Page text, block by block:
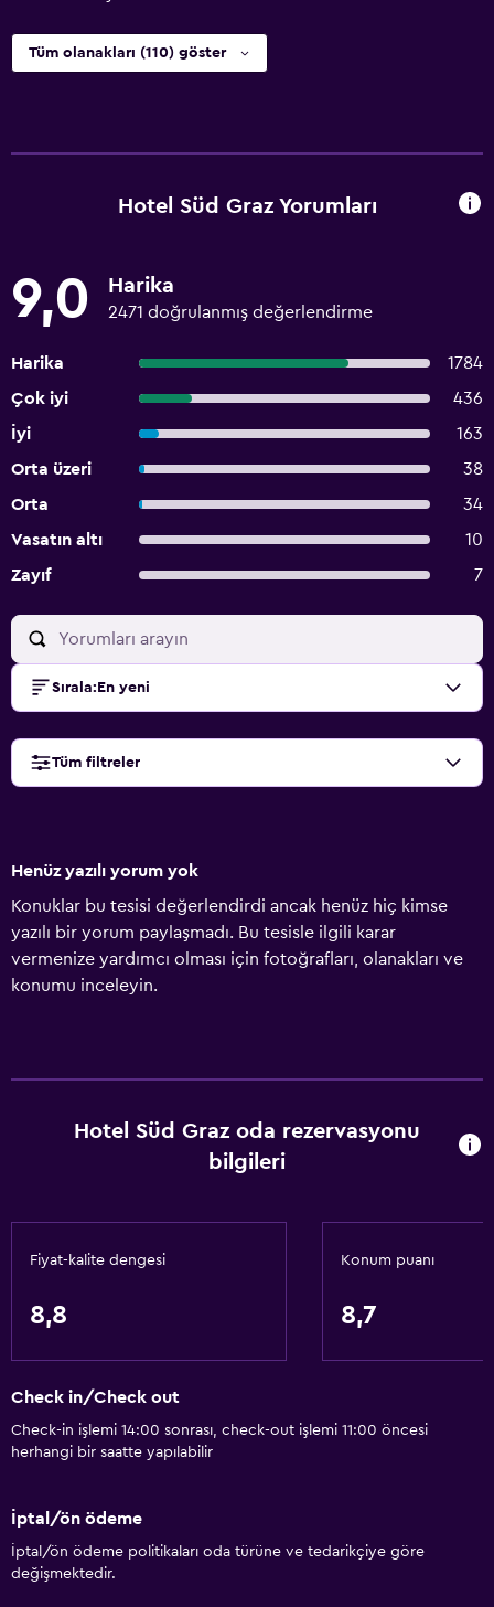
Tüm olanakları (110) göster
Hotel Süd Graz Yorumları
9,0 Harika
2471 doğrulanmış değerlendirme
Harika
1784
Çok iyi
436
İyi
163
Orta üzeri
38
Orta
34
Vasatın altı
10
Zayıf
7
Sırala: En yeni
Tüm filtreler
Henüz yazılı yorum yok
Konuklar bu tesisi değerlendirdi ancak henüz hiç kimse
yazılı bir yorum paylaşmadı. Bu tesisle ilgili karar
vermenize yardımcı olması için fotoğrafları, olanakları ve
konumu inceleyin.
Hotel Süd Graz oda rezervasyonu
bilgileri
Fiyat-kalite dengesi
8,8
Konum puanı
8,7
Check in/Check out
Check-in işlemi 14:00 sonrası, check-out işlemi 11:00 öncesi
herhangi bir saatte yapılabilir
İptal/ön ödeme
İptal/ön ödeme politikaları oda türüne ve tedarikçiye göre
değişmektedir.